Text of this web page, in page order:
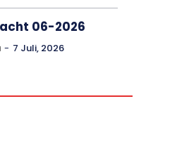
06-2026
- 7 Juli, 2026